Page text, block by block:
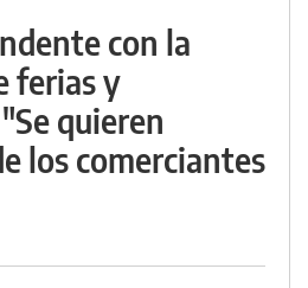
con la
ferias y
quieren
los comerciantes